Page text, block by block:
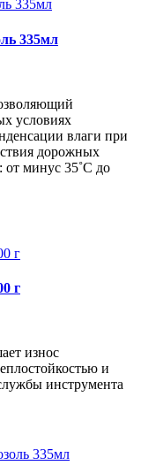
335мл
условиях
влаги при
дорожных
от минус 35˚С до
г
износ
и
инструмента